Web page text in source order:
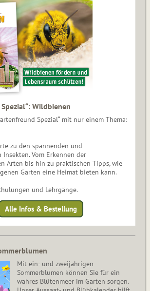
Wildbienen
Spezial“ mit nur einem Thema:
zu den spannenden und
Insekten. Vom Erkennen der
Arten bis hin zu praktischen Tipps, wie
Garten eine Heimat bieten kann.
und Lehrgänge.
Alle Infos & Bestellung
Mit ein- und zweijährigen
Sommerblumen können Sie für ein
wahres Blütenmeer im Garten sorgen.